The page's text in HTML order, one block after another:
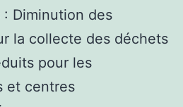
Diminution des
la collecte des déchets
pour les
et centres